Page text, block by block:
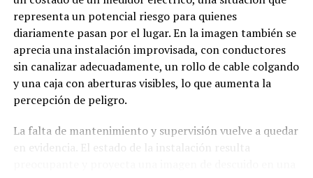
representa un potencial riesgo para quienes
diariamente pasan por el lugar. En la imagen también se
aprecia una instalación improvisada, con conductores
sin canalizar adecuadamente, un rollo de cable colgando
y una caja con aberturas visibles, lo que aumenta la
percepción de peligro.
La falta de mantenimiento y supervisión vuelve a quedar
en evidencia. El estado de la instalación resulta